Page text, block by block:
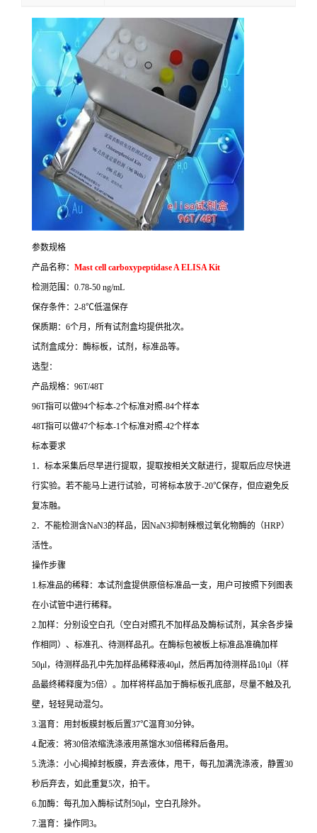
参数规格
产品名称： Mast cell carboxypeptidase A ELISA Kit
检测范围： 0.78-50 ng/mL
保存条件： 2-8℃低温保存
保质期： 6个月，所有试剂盒均提供批次。
试剂盒成分：酶标板，试剂，标准品等。
选型：
产品规格： 96T/48T
96T指可以做94个标本-2个标准对照-84个样本
48T指可以做47个标本-1个标准对照-42个样本
标本要求
1．标本采集后尽早进行提取，提取按相关文献进行，提取后应尽快进
行实验。若不能马上进行试验，可将标本放于-20℃保存，但应避免反
复冻融。
2．不能检测含NaN3的样品，因NaN3抑制辣根过氧化物酶的（HRP）
活性。
操作步骤
1.标准品的稀释：本试剂盒提供原倍标准品一支，用户可按照下列图表
在小试管中进行稀释。
2.加样：分别设空白孔（空白对照孔不加样品及酶标试剂，其余各步操
作相同）、标准孔、待测样品孔。在酶标包被板上标准品准确加样
50μl，待测样品孔中先加样品稀释液40μl，然后再加待测样品10μl （样
品最终稀释度为5倍）。加样将样品加于酶标板孔底部，尽量不触及孔
壁，轻轻晃动混匀。
3.温育：用封板膜封板后置37℃温育30分钟。
4.配液：将30倍浓缩洗涤液用蒸馏水30倍稀释后备用。
5.洗涤：小心揭掉封板膜，弃去液体，甩干，每孔加满洗涤液，静置30
秒后弃去，如此重复5次，拍干。
6.加酶：每孔加入酶标试剂 50μl，空白孔除外。
7.温育：操作同 3。